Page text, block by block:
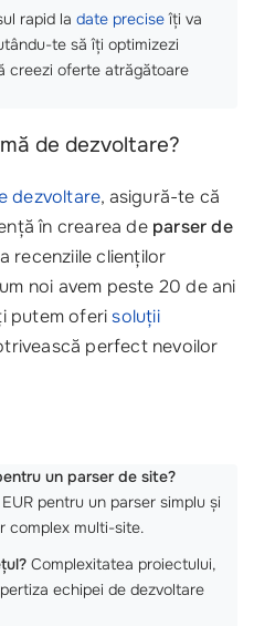
rapid la date preciseîți va
te să îți optimizezi
creezi oferte atrăgătoare
de dezvoltare?
dezvoltare, asigură-te că
în crearea de parser de
recenziile clienților
noi avem peste 20 de ani
putem oferisoluții
perfect nevoilor
un parser de site?
pentru un parser simplu și
complex multi-site.
Complexitatea proiectului,
echipei de dezvoltare